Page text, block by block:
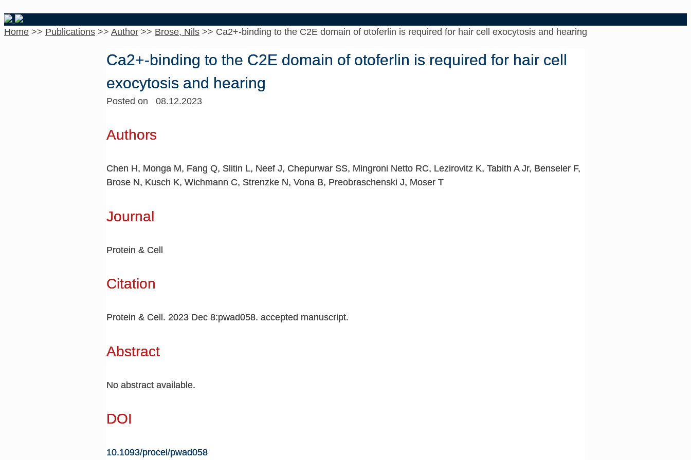
Home >> Publications >> Author >> Brose, Nils >> Ca2+-binding to the C2E domain of otoferlin is required for hair cell exocytosis and hearing
Ca2+-binding to the C2E domain of otoferlin is required for hair cell
exocytosis and hearing
Posted on 08.12.2023
Authors
Chen H, Monga M, Fang Q, Slitin L, Neef J, Chepurwar SS, Mingroni Netto RC, Lezirovitz K, Tabith A Jr, Benseler F,
Brose N, Kusch K, Wichmann C, Strenzke N, Vona B, Preobraschenski J, Moser T
Journal
Protein & Cell
Citation
Protein & Cell. 2023 Dec 8:pwad058. accepted manuscript.
Abstract
No abstract available.
DOI
10.1093/procel/pwad058